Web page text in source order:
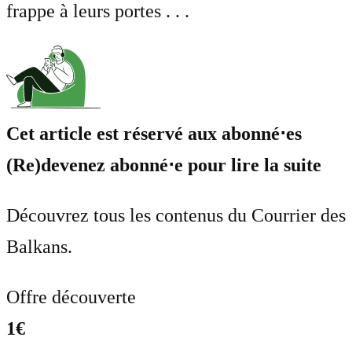
frappe à leurs portes . . .
Cet article est réservé aux abonné⋅es
(Re)devenez abonné⋅e pour lire la suite
Découvrez tous les contenus du Courrier des
Balkans.
Offre découverte
1€